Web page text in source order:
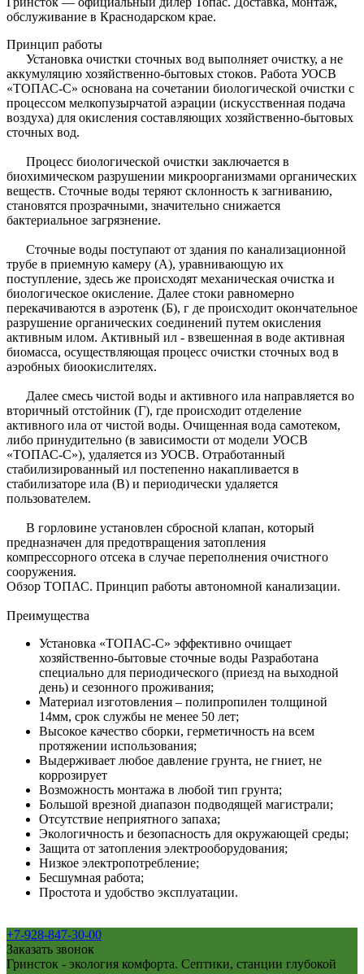
обслуживание в Краснодарском крае.
Принцип работы
Установка очистки сточных вод выполняет очистку, а не
аккумуляцию хозяйственно-бытовых стоков. Работа УОСВ
«ТОПАС-С» основана на сочетании биологической очистки с
процессом мелкопузырчатой аэрации (искусственная подача
воздуха) для окисления составляющих хозяйственно-бытовых
сточных вод.
Процесс биологической очистки заключается в
биохимическом разрушении микроорганизмами органических
веществ. Сточные воды теряют склонность к загниванию,
становятся прозрачными, значительно снижается
бактериальное загрязнение.
Сточные воды поступают от здания по канализационной
трубе в приемную камеру (А), уравнивающую их
поступление, здесь же происходят механическая очистка и
биологическое окисление. Далее стоки равномерно
перекачиваются в аэротенк (Б), г де происходит окончательное
разрушение органических соединений путем окисления
активным илом. Активный ил - взвешенная в воде активная
биомасса, осуществляющая процесс очистки сточных вод в
аэробных биоокислителях.
Далее смесь чистой воды и активного ила направляется во
вторичный отстойник (Г), где происходит отделение
активного ила от чистой воды. Очищенная вода самотеком,
либо принудительно (в зависимости от модели УОСВ
«ТОПАС-С»), удаляется из УОСВ. Отработанный
стабилизированный ил постепенно накапливается в
стабилизаторе ила (В) и периодически удаляется
пользователем.
В горловине установлен сбросной клапан, который
предназначен для предотвращения затопления
компрессорного отсека в случае переполнения очистного
сооружения.
Обзор ТОПАС. Принцип работы автономной канализации.
Преимущества
Установка «ТОПАС-С» эффективно очищает
хозяйственно-бытовые сточные воды Разработана
специально для периодического (приезд на выходной
день) и сезонного проживания;
Материал изготовления – полипропилен толщиной
14мм, срок службы не менее 50 лет;
Высокое качество сборки, герметичность на всем
протяжении использования;
Выдерживает любое давление грунта, не гниет, не
коррозирует
Возможность монтажа в любой тип грунта;
Большой врезной диапазон подводящей магистрали;
Отсутствие неприятного запаха;
Экологичность и безопасность для окружающей среды;
Защита от затопления электрооборудования;
Низкое электропотребление;
Бесшумная работа;
Простота и удобство эксплуатации.
+7-928-847-30-00
Заказать звонок
Гринсток - экология комфорта. Септики, станции глубокой